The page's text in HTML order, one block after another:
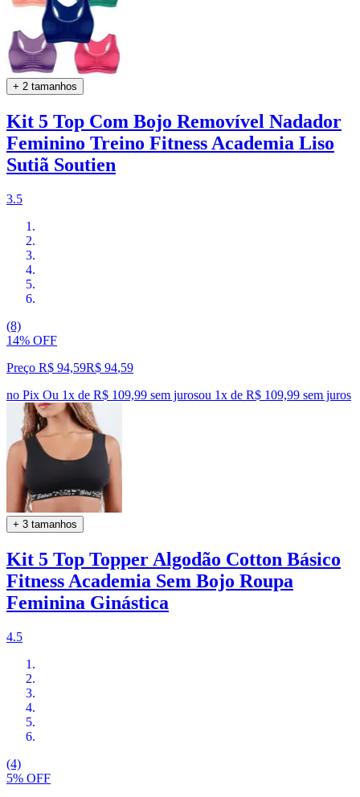
+ 2 tamanhos
Kit 5 Top Com Bojo Removível Nadador
Feminino Treino Fitness Academia Liso
Sutiã Soutien
3.5
(8)
14% OFF
Preço R$ 94,59R$ 94,59
no Pix Ou 1x de R$ 109,99 sem jurosou 1x de R$ 109,99 sem juros
+ 3 tamanhos
Kit 5 Top Topper Algodão Cotton Básico
Fitness Academia Sem Bojo Roupa
Feminina Ginástica
4.5
(4)
5% OFF